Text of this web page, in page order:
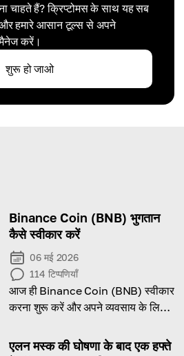
चाहते हैं? क्रिप्टोमस के साथ यह सब
हमारे आसान टूल्स से अपने
करें।
शुरू हो जाओ
Binance Coin (BNB) भुगतान
कैसे स्वीकार करें
06 मई 2026
114 टिप्पणियाँ
आज ही Binance Coin (BNB) स्वीकार
करना शुरू करें और अपने व्यवसाय के लिए
एलन मस्क की घोषणा के बाद एक हफ्ते